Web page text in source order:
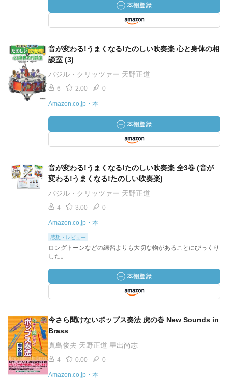
音が変わる!うまくなる!たのしい吹奏楽 心と身体の相
談室 (3)
バジル・クリッツァー 天野正道
6 2.00 0
Amazon.co.jp・本
音が変わる!うまくなる!たのしい吹奏楽 全3巻 (音が
変わる!うまくなる!たのしい吹奏楽)
バジル・クリッツァー 天野正道
4 3.00 0
Amazon.co.jp・本
感想・レビュー
ロングトーンなどの練習よりも大切な物があることにびっくり
した。
今さら聞けないポップス奏法 虎の巻 New Sounds in
Brass
真島俊夫 天野正道 星出尚志
4 0.00 0
Amazon.co.jp・本